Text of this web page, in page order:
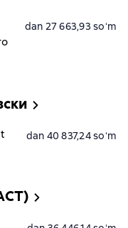
dan 27 663,93 soʻm
dan 40 837,24 soʻm